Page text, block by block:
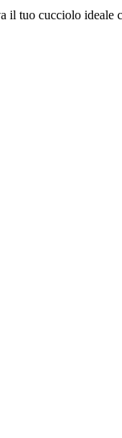
il tuo cucciolo ideale